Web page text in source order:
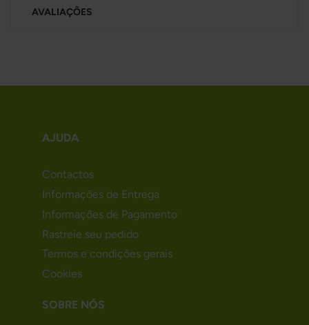
AVALIAÇÕES
AJUDA
Contactos
Informações de Entrega
Informações de Pagamento
Rastreie seu pedido
Termos e condições gerais
Cookies
SOBRE NÓS